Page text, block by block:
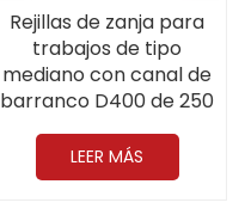
Rejillas de zanja para
trabajos de tipo
mediano con canal de
barranco D400 de 250
mm x 750 mm (9,8 x
29,5)
LEER MÁS